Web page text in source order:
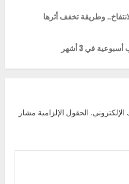
في 3 أشهر
الحقول الإلزامية مشار